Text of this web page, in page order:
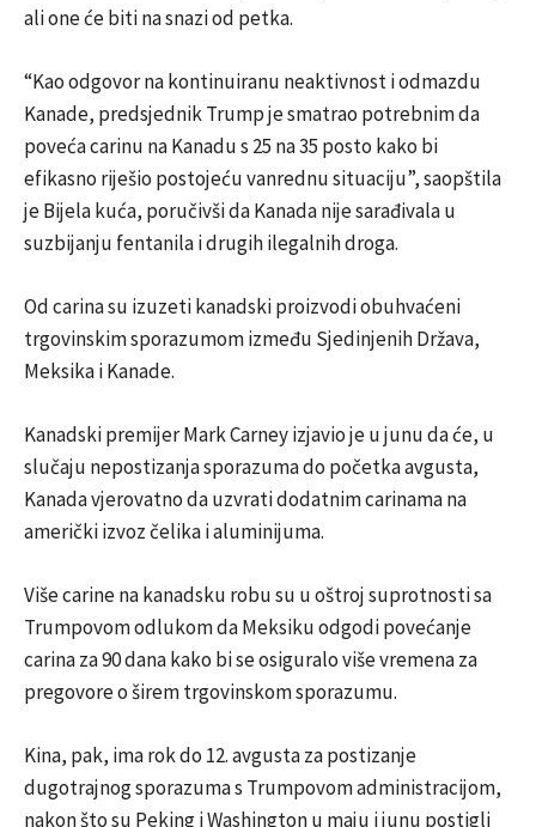
ali one će biti na snazi od petka.
“Kao odgovor na kontinuiranu neaktivnost i odmazdu
Kanade, predsjednik Trump je smatrao potrebnim da
poveća carinu na Kanadu s 25 na 35 posto kako bi
efikasno riješio postojeću vanrednu situaciju”, saopštila
je Bijela kuća, poručivši da Kanada nije sarađivala u
suzbijanju fentanila i drugih ilegalnih droga.
Od carina su izuzeti kanadski proizvodi obuhvaćeni
trgovinskim sporazumom između Sjedinjenih Država,
Meksika i Kanade.
Kanadski premijer Mark Carney izjavio je u junu da će, u
slučaju nepostizanja sporazuma do početka avgusta,
Kanada vjerovatno da uzvrati dodatnim carinama na
američki izvoz čelika i aluminijuma.
Više carine na kanadsku robu su u oštroj suprotnosti sa
Trumpovom odlukom da Meksiku odgodi povećanje
carina za 90 dana kako bi se osiguralo više vremena za
pregovore o širem trgovinskom sporazumu.
Kina, pak, ima rok do 12. avgusta za postizanje
dugotrajnog sporazuma s Trumpovom administracijom,
nakon što su Peking i Washington u maju i junu postigli